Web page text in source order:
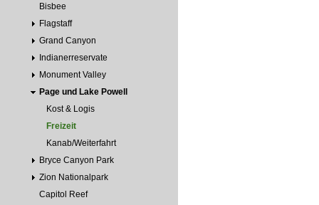
Bisbee
Flagstaff
Grand Canyon
Indianerreservate
Monument Valley
Page und Lake Powell
Kost & Logis
Freizeit
Kanab/Weiterfahrt
Bryce Canyon Park
Zion Nationalpark
Capitol Reef